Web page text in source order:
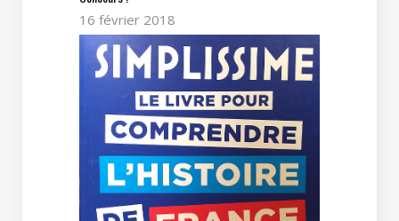
16 février 2018